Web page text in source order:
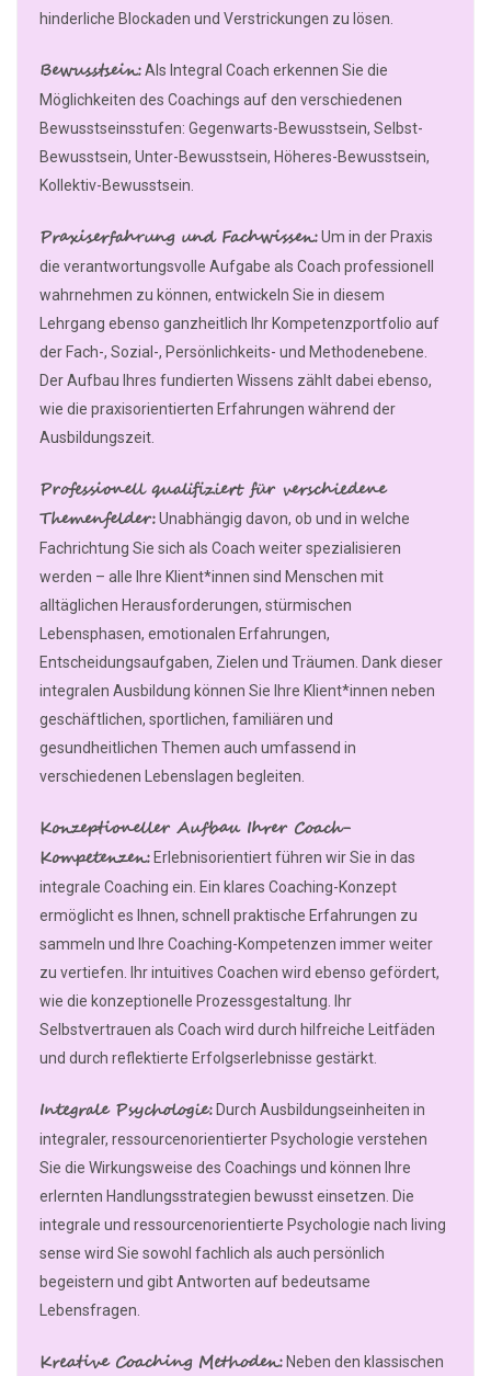
hinderliche Blockaden und Verstrickungen zu lösen.
Bewusstsein:Als Integral Coach erkennen Sie die
Möglichkeiten des Coachings auf den verschiedenen
Bewusstseinsstufen: Gegenwarts-Bewusstsein, Selbst-
Bewusstsein, Unter-Bewusstsein, Höheres-Bewusstsein,
Kollektiv-Bewusstsein.
Praxiserfahrung und Fachwissen:Um in der Praxis
die verantwortungsvolle Aufgabe als Coach professionell
wahrnehmen zu können, entwickeln Sie in diesem
Lehrgang ebenso ganzheitlich Ihr Kompetenzportfolio auf
der Fach-, Sozial-, Persönlichkeits- und Methodenebene.
Der Aufbau Ihres fundierten Wissens zählt dabei ebenso,
wie die praxisorientierten Erfahrungen während der
Ausbildungszeit.
Professionell qualifiziert für verschiedene
Themenfelder:Unabhängig davon, ob und in welche
Fachrichtung Sie sich als Coach weiter spezialisieren
werden – alle Ihre Klient*innen sind Menschen mit
alltäglichen Herausforderungen, stürmischen
Lebensphasen, emotionalen Erfahrungen,
Entscheidungsaufgaben, Zielen und Träumen. Dank dieser
integralen Ausbildung können Sie Ihre Klient*innen neben
geschäftlichen, sportlichen, familiären und
gesundheitlichen Themen auch umfassend in
verschiedenen Lebenslagen begleiten.
Konzeptioneller Aufbau Ihrer Coach-
Kompetenzen:Erlebnisorientiert führen wir Sie in das
integrale Coaching ein. Ein klares Coaching-Konzept
ermöglicht es Ihnen, schnell praktische Erfahrungen zu
sammeln und Ihre Coaching-Kompetenzen immer weiter
zu vertiefen. Ihr intuitives Coachen wird ebenso gefördert,
wie die konzeptionelle Prozessgestaltung. Ihr
Selbstvertrauen als Coach wird durch hilfreiche Leitfäden
und durch reflektierte Erfolgserlebnisse gestärkt.
Integrale Psychologie:Durch Ausbildungseinheiten in
integraler, ressourcenorientierter Psychologie verstehen
Sie die Wirkungsweise des Coachings und können Ihre
erlernten Handlungsstrategien bewusst einsetzen. Die
integrale und ressourcenorientierte Psychologie nach living
sense wird Sie sowohl fachlich als auch persönlich
begeistern und gibt Antworten auf bedeutsame
Lebensfragen.
Kreative Coaching Methoden:Neben den klassischen